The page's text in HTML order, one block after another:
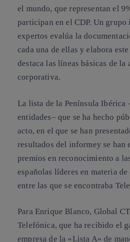
el mundo, que representan el
participan en el CDP. Un grupo
expertos evalúa la
cada una de ellas y elabora
destaca las líneas básicas de
corporativa.
La lista de la Península Ibérica
entidades– que se ha hecho
acto, en el que se han
resultados del informey se han
premios en reconocimiento a
españolas líderes en materia
entre las que se encontraba
Para Enrique Blanco, Global
Telefónica, que ha recibido el
empresa de la «Lista A» de